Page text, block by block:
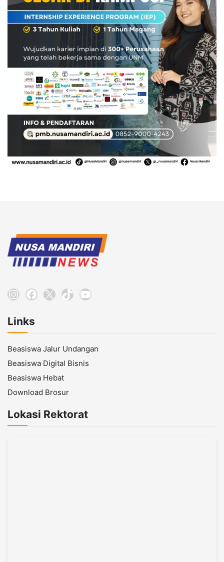
Instagram
Facebook
X TikTokYouTube
Links
Beasiswa Jalur Undangan
Beasiswa Digital Bisnis
Beasiswa Hebat
Download Brosur
Lokasi Rektorat